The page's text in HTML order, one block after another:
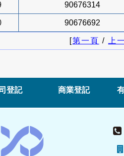
90676314
90676692
[第一頁 / 上
登記 商業登記